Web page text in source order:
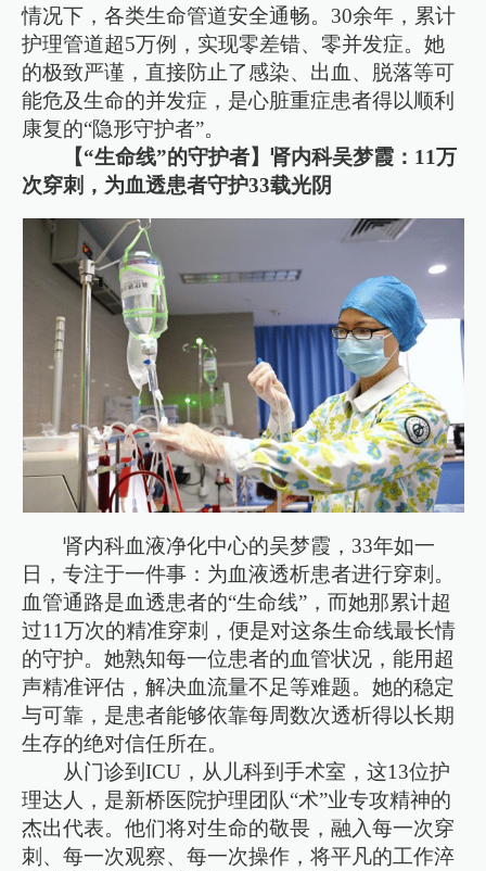
情况下，各类生命管道安全通畅。30余年，累计
护理管道超5万例，实现零差错、零并发症。她
的极致严谨，直接防止了感染、出血、脱落等可
能危及生命的并发症，是心脏重症患者得以顺利
康复的“隐形守护者”。
【“生命线”的守护者】肾内科吴梦霞：11万
次穿刺，为血透患者守护33载光阴
肾内科血液净化中心的吴梦霞，33年如一
日，专注于一件事：为血液透析患者进行穿刺。
血管通路是血透患者的“生命线”，而她那累计超
过11万次的精准穿刺，便是对这条生命线最长情
的守护。她熟知每一位患者的血管状况，能用超
声精准评估，解决血流量不足等难题。她的稳定
与可靠，是患者能够依靠每周数次透析得以长期
生存的绝对信任所在。
从门诊到ICU，从儿科到手术室，这13位护
理达人，是新桥医院护理团队“术”业专攻精神的
杰出代表。他们将对生命的敬畏，融入每一次穿
刺、每一次观察、每一次操作，将平凡的工作淬